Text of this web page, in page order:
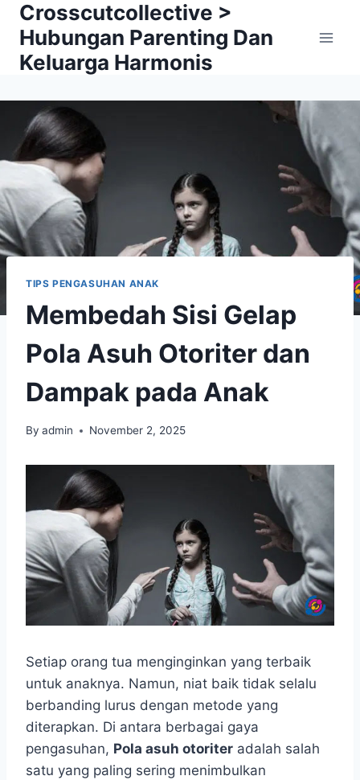
Skip
content
Crosscutcollective >
Hubungan Parenting Dan
Keluarga Harmonis
TIPS PENGASUHAN ANAK
Membedah Sisi Gelap
Pola Asuh Otoriter dan
Dampak pada Anak
By admin November 2, 2025
Setiap orang tua menginginkan yang terbaik
untuk anaknya. Namun, niat baik tidak selalu
berbanding lurus dengan metode yang
diterapkan. Di antara berbagai gaya
pengasuhan, Pola asuh otoriter adalah salah
satu yang paling sering menimbulkan